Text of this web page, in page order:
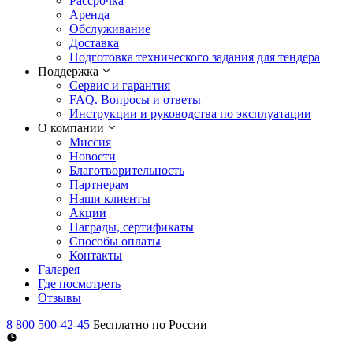
Аренда
Обслуживание
Доставка
Подготовка технического задания для тендера
Поддержка
Сервис и гарантия
FAQ. Вопросы и ответы
Инструкции и руководства по эксплуатации
О компании
Миссия
Новости
Благотворительность
Партнерам
Наши клиенты
Акции
Награды, сертификаты
Способы оплаты
Контакты
Галерея
Где посмотреть
Отзывы
8 800 500-42-45 Бесплатно по России